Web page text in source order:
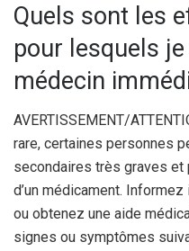
Quels sont les
pour lesquels
médecin
AVERTISSEMENT/
rare, certaines personnes
secondaires très graves
d’un médicament.
ou obtenez une aide
signes ou symptômes